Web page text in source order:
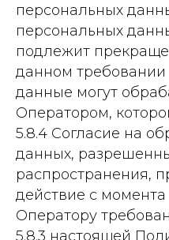
персональных
персональных
подлежит
данном
данные могут
Оператором,
5.8.4 Согласие на
данных,
распространения,
действие с
Оператору
5.8.3 настоящей